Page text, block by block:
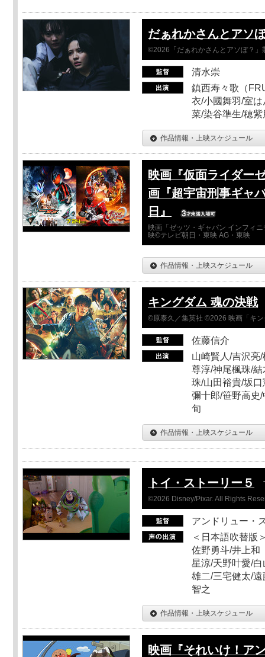
だぁれかさんとアソ
©2026「だぁれかさんとアソぼ？」
清水崇
鎮西寿々歌（
衣/小國舞羽/室
菜/染谷準生/穂
作品情報・上映スケジュール
映画『仮面ライダー
画『超宇宙刑事ギャ
日』
映画「ゼッツ・ギャバン インフィ
映©テレビ朝日・東映 AG・東映
作品情報・上映スケジュール
キングダム 魂の決戦
©原泰久／集英社 ©2026 映画「キ
佐藤信介
山崎賢人/吉沢亮
尊淳/神尾楓珠/
珠/山田裕貴/坂
彌十郎/笹野高史
旬
作品情報・上映スケジュール
トイ・ストーリー５
©2026 Disney/Pixar. All Rights
アンドリュー・
＜日本語吹替版
佐野勇斗/井上和
星涼/天野叶愛/
雄二/三宅健太/
智之
作品情報・上映スケジュール
映画『それいけ！ア